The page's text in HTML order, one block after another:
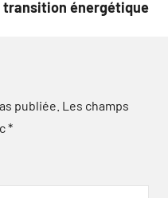
transition énergétique
publiée. Les champs
*